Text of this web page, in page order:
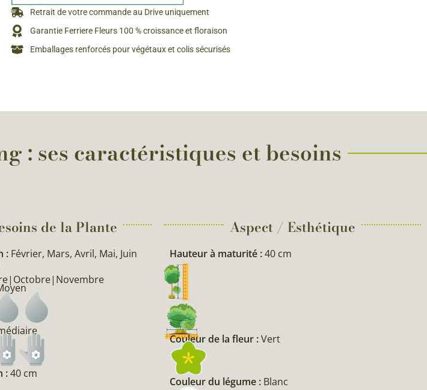
Semences & Graines Spéciales Fraîcheur
d’Antan
Bulbes de fleurs de A à Z
Retrait de votre commande au Drive uniquement
Garantie Ferriere Fleurs 100 % croissance et floraison
Emballages renforcés pour végétaux et colis sécurisés
: ses caractéristiques et besoins
de la Plante​
: Février, Mars, Avril, Mai, Juin
:40 cm
Aspect / Esthétique
Hauteur à maturité :40 cm
Couleur de la fleur :Vert
Couleur du légume : Blanc